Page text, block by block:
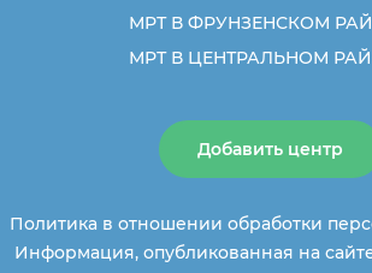
МРТ В ФРУНЗЕНСКОМ
МРТ В ЦЕНТРАЛЬНОМ
Добавить центр
Политика в отношении обработки
Информация, опубликованная на